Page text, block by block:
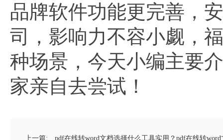
品牌软件功能更完善，
司，影响力不容小觑，
种场景，今天小编主要
家亲自去尝试！
上一篇: pdf在线转word文档选择什么工具实用？pdf在线转